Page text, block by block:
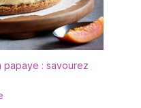
: savourez